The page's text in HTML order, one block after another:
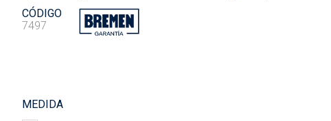
CÓDIGO
7497
MEDIDA